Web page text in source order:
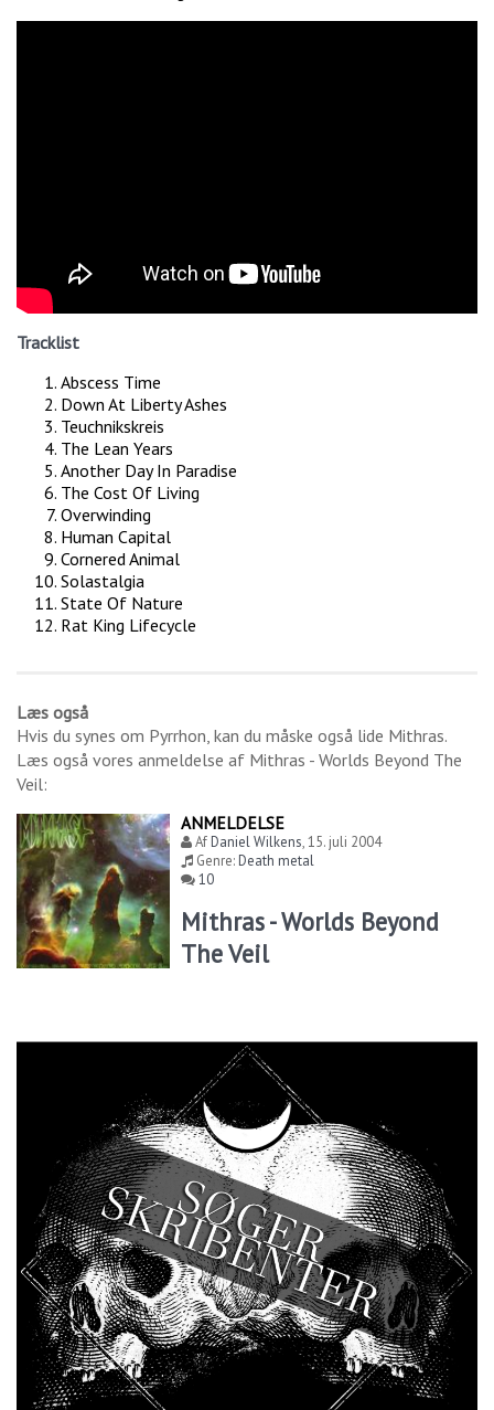
Tracklist
Abscess Time
Down At Liberty Ashes
Teuchnikskreis
The Lean Years
Another Day In Paradise
The Cost Of Living
Overwinding
Human Capital
Cornered Animal
Solastalgia
State Of Nature
Rat King Lifecycle
Læs også
Hvis du synes om Pyrrhon, kan du måske også lide Mithras.
Læs også vores anmeldelse af Mithras - Worlds Beyond The
Veil:
ANMELDELSE
AfDaniel Wilkens,15. juli 2004
Genre:Death metal
10
Mithras - Worlds Beyond
The Veil